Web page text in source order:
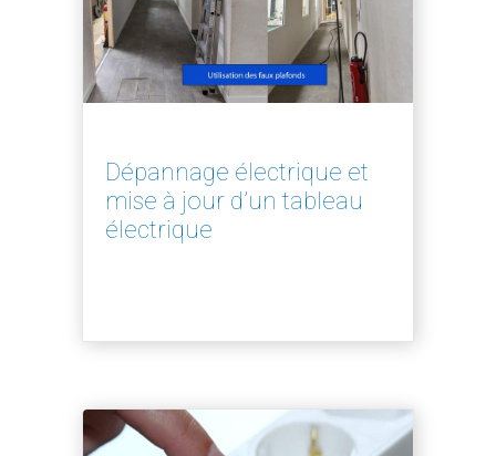
Dépannage électrique et
mise à jour d’un tableau
électrique